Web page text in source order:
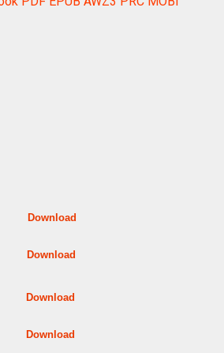
Download
Download
Download
Download